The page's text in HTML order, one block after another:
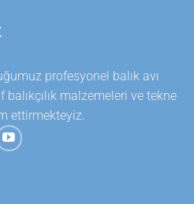
profesyonel balık avı
balıkçılık malzemeleri ve tekne
ettirmekteyiz.